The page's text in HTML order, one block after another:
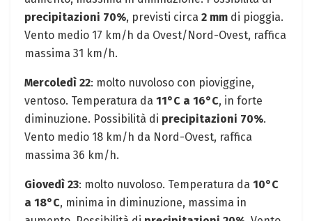
precipitazioni 70%, previsti circa 2 mm di pioggia.
Vento medio 17 km/h da Ovest/Nord-Ovest, raffica
massima 31 km/h.
Mercoledì 22: molto nuvoloso con pioviggine,
ventoso. Temperatura da 11°C a 16°C, in forte
diminuzione. Possibilità di precipitazioni 70%.
Vento medio 18 km/h da Nord-Ovest, raffica
massima 36 km/h.
Giovedì 23: molto nuvoloso. Temperatura da 10°C
a 18°C, minima in diminuzione, massima in